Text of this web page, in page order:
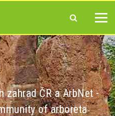
zahrad ČR a ArbNet -
of arboreta